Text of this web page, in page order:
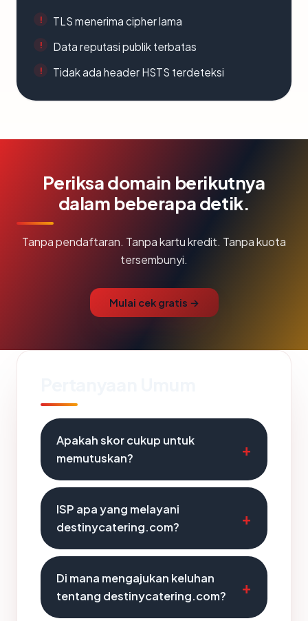
TLS menerima cipher lama
Data reputasi publik terbatas
Tidak ada header HSTS terdeteksi
Periksa domain berikutnya
dalam beberapa detik.
Tanpa pendaftaran. Tanpa kartu kredit. Tanpa kuota
tersembunyi.
Mulai cek gratis →
Apakah skor cukup untuk
memutuskan?
ISP apa yang melayani
destinycatering.com?
Di mana mengajukan keluhan
tentang destinycatering.com?